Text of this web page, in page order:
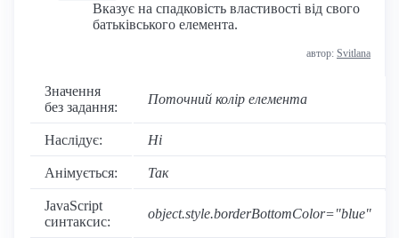
Вказує на спадковість властивості від свого
батьківського елемента.
автор: Svitlana
Значення
без задання:
Поточний колір елемента
Наслідує: Ні
Анімується: Так
JavaScript
синтаксис:
object.style.borderBottomColor="blue"